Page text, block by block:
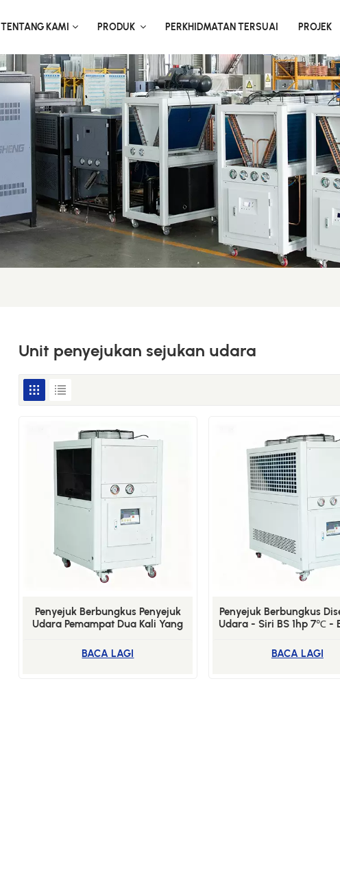
TENTANG KAMI PRODUK PERKHIDMATAN TERSUAI PROJEK
Unit penyejukan sejukan udara
Penyejuk Berbungkus Penyejuk
Udara Pemampat Dua Kali Yang
BACA LAGI
Penyejuk Berbungkus
Udara - Siri BS 1hp 7℃ -
BACA LAGI